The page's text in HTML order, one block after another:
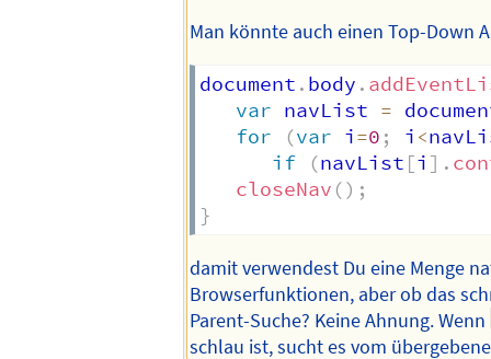
Man könnte auch einen Top-Down
document . body .
var navList =
for
(var i=0 ; i <
if
(navList [i ] .
closeNav () ;
}
damit verwendest Du eine Menge
Browserfunktionen, aber ob das
Parent-Suche? Keine Ahnung. Wenn
schlau ist, sucht es vom